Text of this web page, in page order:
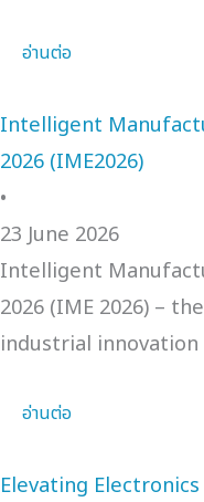
อ่านต่อ
Intelligent
2026 (IME2026)
•
23 June 2026
Intelligent
2026 (IME 2026) –
industrial
อ่านต่อ
Elevating